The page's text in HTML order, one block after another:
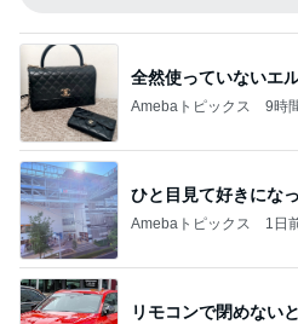
全然使っていないエ
Amebaトピックス 9時
ひと目見て好きにな
Amebaトピックス 1日
リモコンで閉めない